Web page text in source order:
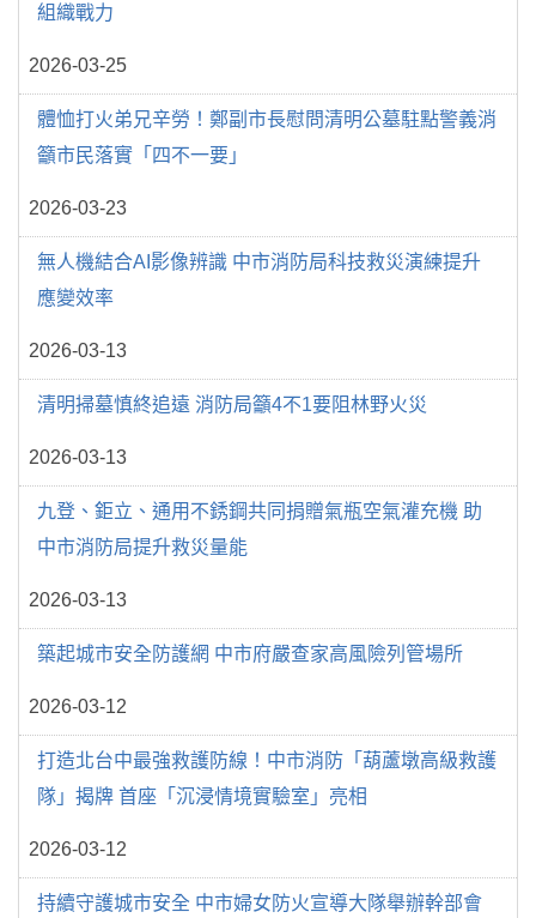
組織戰力
2026-03-25
體恤打火弟兄辛勞！鄭副市長慰問清明公墓駐點警義消
籲市民落實「四不一要」
2026-03-23
無人機結合AI影像辨識 中市消防局科技救災演練提升
應變效率
2026-03-13
清明掃墓慎終追遠 消防局籲4不1要阻林野火災
2026-03-13
九登、鉅立、通用不銹鋼共同捐贈氣瓶空氣灌充機 助
中市消防局提升救災量能
2026-03-13
築起城市安全防護網 中市府嚴查家高風險列管場所
2026-03-12
打造北台中最強救護防線！中市消防「葫蘆墩高級救護
隊」揭牌 首座「沉浸情境實驗室」亮相
2026-03-12
持續守護城市安全 中市婦女防火宣導大隊舉辦幹部會